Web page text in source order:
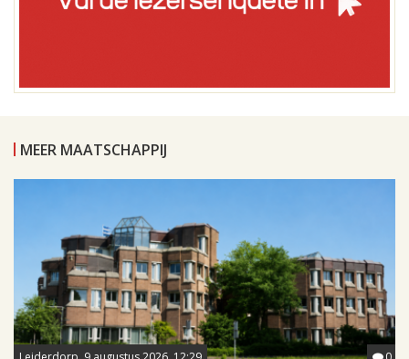
MEER MAATSCHAPPIJ